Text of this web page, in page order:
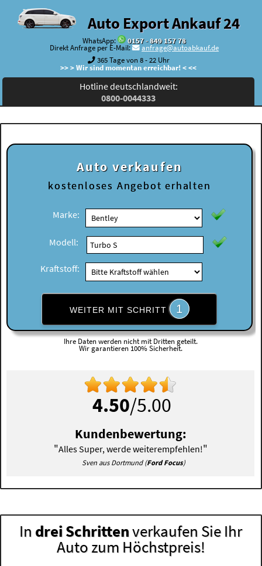
Auto Export Ankauf 24
WhatsApp:
0157 - 849 157 78
Direkt Anfrage per E-Mail:
anfrage@autoabkauf.de
365 Tage von 8 - 22 Uhr
>> > Wir sind momentan erreichbar! < <<
Hotline deutschlandweit:
0800-0044333
Auto verkaufen
kostenloses Angebot erhalten
Marke:
Modell:
Kraftstoff:
WEITER MIT SCHRITT 1
Ihre Daten werden nicht mit Dritten geteilt.
Wir garantieren 100% Sicherheit.
4.50/5.00
Kundenbewertung:
"Alles Super, werde weiterempfehlen!"
Sven aus Dortmund (Ford Focus)
In drei Schrittenverkaufen Sie Ihr
Auto zum Höchstpreis!